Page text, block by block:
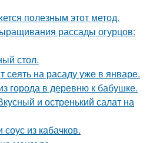
полезным этот метод.
рассады огурцов:
стол.
сеять на расаду уже в январе.
города в деревню к бабушке.
и остренький салат на
из кабачков.